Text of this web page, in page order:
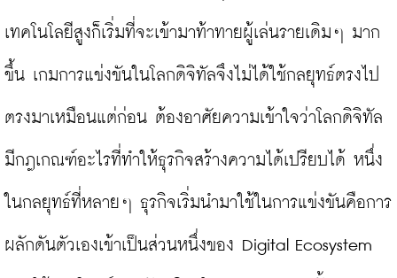
เทคโนโลยีสูงก็เริ่มที่จะเข้ามาท้าทายผู้เล่นรายเดิมๆ มาก
ขึ้น เกมการแข่งขันในโลกดิจิทัลจึงไม่ได้ใช้กลยุทธ์ตรงไป
ตรงมาเหมือนแต่ก่อน ต้องอาศัยความเข้าใจว่าโลกดิจิทัล
มีกฎเกณฑ์อะไรที่ทำให้ธุรกิจสร้างความได้เปรียบได้ หนึ่ง
ในกลยุทธ์ที่หลายๆ ธุรกิจเริ่มนำมาใช้ในการแข่งขันคือการ
ผลักดันตัวเองเข้าเป็นส่วนหนึ่งของ Digital Ecosystem